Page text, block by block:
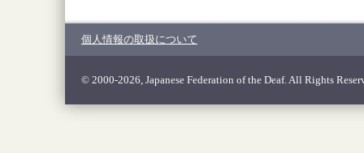
個人情報の取扱について
© 2000-2026, Japanese Federation of the Deaf. All Rights